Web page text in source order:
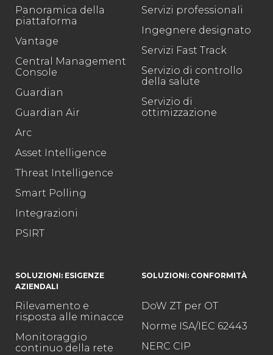
Panoramica della
piattaforma
Vantage
Central Management
Console
Guardian
Guardian Air
Arc
Asset Intelligence
Threat Intelligence
Smart Polling
Integrazioni
PSIRT
Servizi professionali
Ingegnere designato
Servizi Fast Track
Servizio di controllo
della salute
Servizio di
ottimizzazione
SOLUZIONI: ESIGENZE
AZIENDALI
Rilevamento e
risposta alle minacce
Monitoraggio
continuo della rete
SOLUZIONI: CONFORMITÀ
DoW ZT per OT
Norme ISA/IEC 62443
NERC CIP